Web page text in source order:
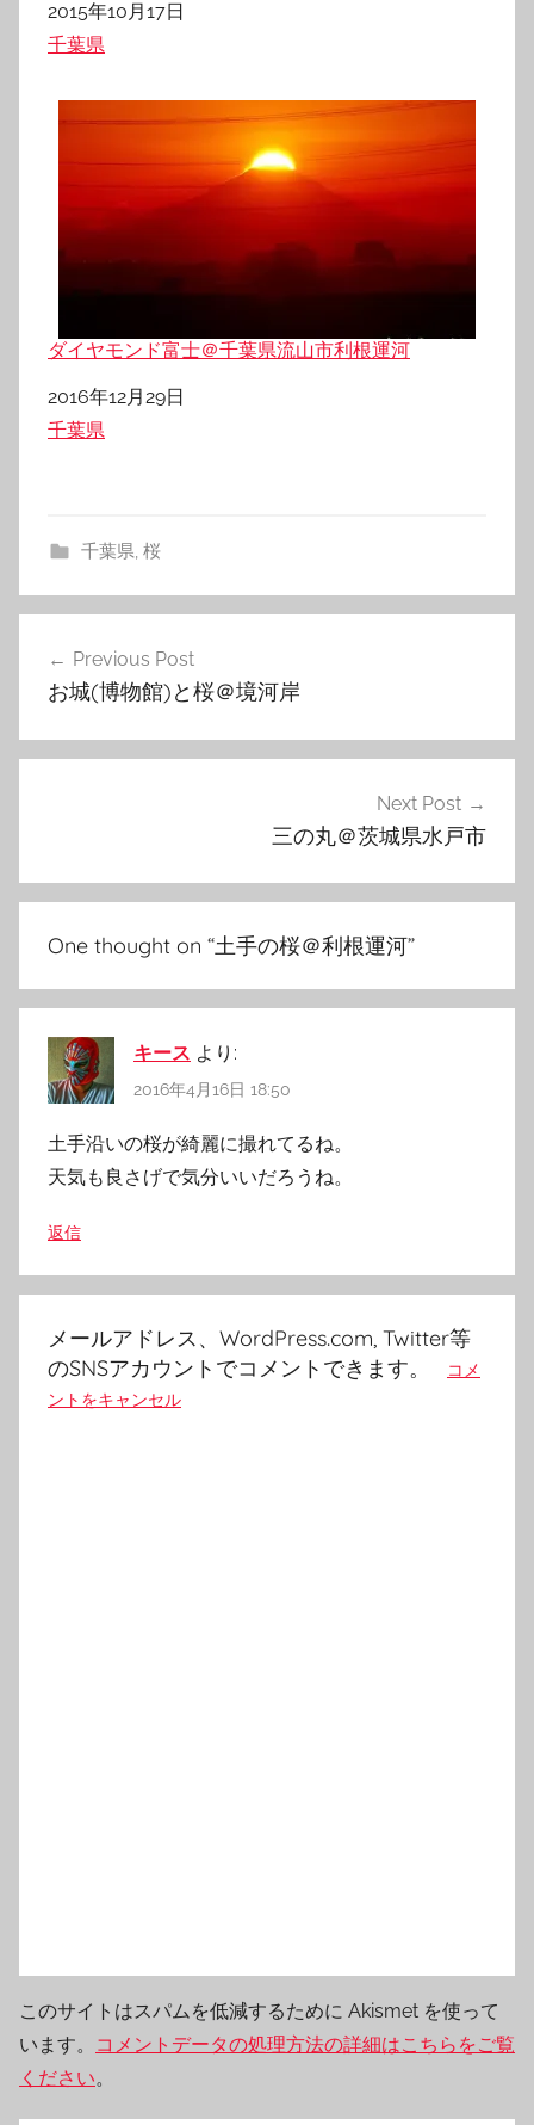
日付
2015年10月17日
関連理由
千葉県
ダイヤモンド富士＠千葉県流山市利根運河
日付
2016年12月29日
関連理由
千葉県
千葉県, 桜
ビ
シ
ョ
Previous Post
お城(博物館)と桜＠境河岸
Next Post
三の丸＠茨城県水戸市
One thought on “土手の桜＠利根運河”
キース より:
2016年4月16日 18:50
土手沿いの桜が綺麗に撮れてるね。
天気も良さげで気分いいだろうね。
返信
メールアドレス、WordPress.com, Twitter等
のSNSアカウントでコメントできます。
コメ
ントをキャンセル
このサイトはスパムを低減するために Akismet を使って
います。
コメントデータの処理方法の詳細はこちらをご覧
ください。